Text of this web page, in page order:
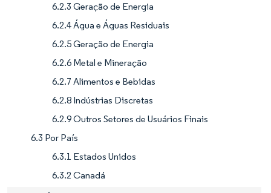
6.2.3 Geração de Energia
6.2.4 Água e Águas Residuais
6.2.5 Geração de Energia
6.2.6 Metal e Mineração
6.2.7 Alimentos e Bebidas
6.2.8 Indústrias Discretas
6.2.9 Outros Setores de Usuários Finais
6.3 Por País
6.3.1 Estados Unidos
6.3.2 Canadá